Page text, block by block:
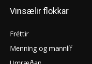
Vinsælir flokkar
Fréttir
Menning og mannlíf